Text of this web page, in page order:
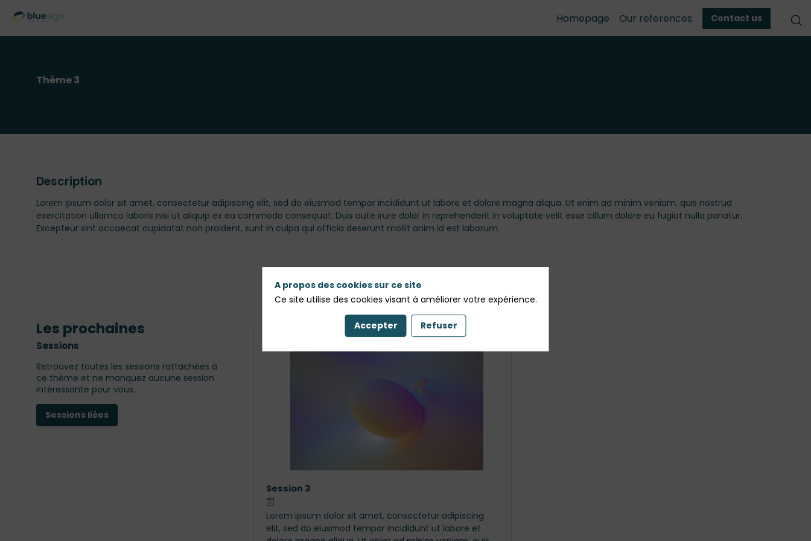
Homepage Our references Contact us
Thème 3
Description
Lorem ipsum dolor sit amet, consectetur adipiscing elit, sed do eiusmod tempor incididunt ut labore et dolore magna aliqua. Ut enim ad minim veniam, quis nostrud
exercitation ullamco laboris nisi ut aliquip ex ea commodo consequat. Duis aute irure dolor in reprehenderit in voluptate velit esse cillum dolore eu fugiat nulla pariatur.
Excepteur sint occaecat cupidatat non proident, sunt in culpa qui officia deserunt mollit anim id est laborum.
Les prochaines
Sessions
Retrouvez toutes les sessions rattachées à
ce thème et ne manquez aucune session
intéressante pour vous.
Sessions liées
Session 3
Lorem ipsum dolor sit amet, consectetur adipiscing
elit, sed do eiusmod tempor incididunt ut labore et
A propos des cookies sur ce site
Ce site utilise des cookies visant à améliorer votre expérience.
Accepter Refuser